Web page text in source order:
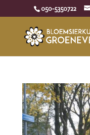
050-5350722